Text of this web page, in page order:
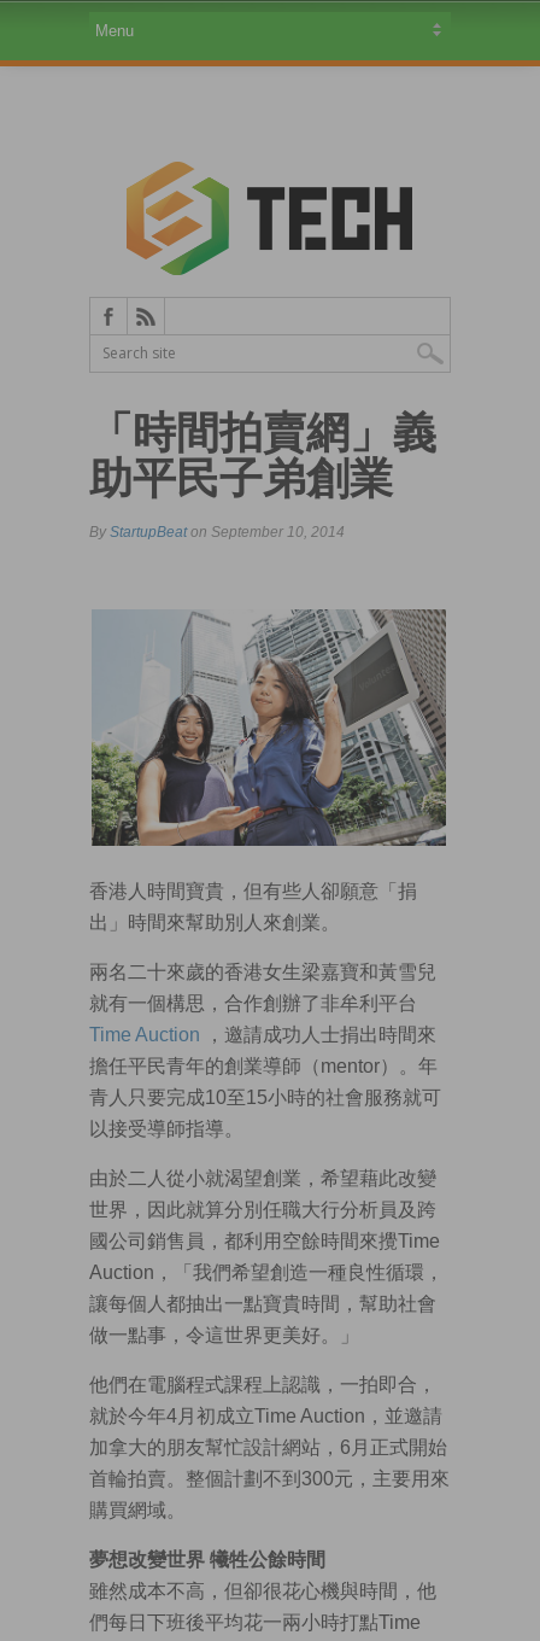
「時間拍賣網」義
助平民子弟創業
By StartupBeaton September 10, 2014
香港人時間寶貴，但有些人卻願意「捐
出」時間來幫助別人來創業。
兩名二十來歲的香港女生梁嘉寶和黃雪兒
就有一個構思，合作創辦了非牟利平台
Time Auction ，邀請成功人士捐出時間來
擔任平民青年的創業導師（mentor）。年
青人只要完成10至15小時的社會服務就可
以接受導師指導。
由於二人從小就渴望創業，希望藉此改變
世界，因此就算分別任職大行分析員及跨
國公司銷售員，都利用空餘時間來攪Time
Auction，「我們希望創造一種良性循環，
讓每個人都抽出一點寶貴時間，幫助社會
做一點事，令這世界更美好。」
他們在電腦程式課程上認識，一拍即合，
就於今年4月初成立Time Auction，並邀請
加拿大的朋友幫忙設計網站，6月正式開始
首輪拍賣。整個計劃不到300元，主要用來
購買網域。
夢想改變世界 犧牲公餘時間
雖然成本不高，但卻很花心機與時間，他
們每日下班後平均花一兩小時打點Time